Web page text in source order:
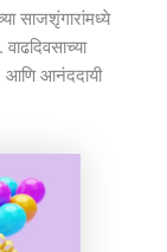
साजशृंगारांमध्ये
आणि आनंददायी